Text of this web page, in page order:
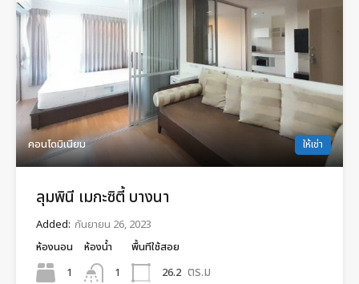
คอนโดมิเนียม ให้เช่า
ลุมพินี เมกะซิตี้ บางนา
Added: กันยายน 26, 2023
ห้องนอน
1
ห้องน้ำ
1
พื้นทีใช้สอย
26.2 ตร.ม